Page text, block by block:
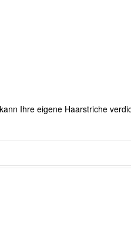
Ihre eigene Haarstriche